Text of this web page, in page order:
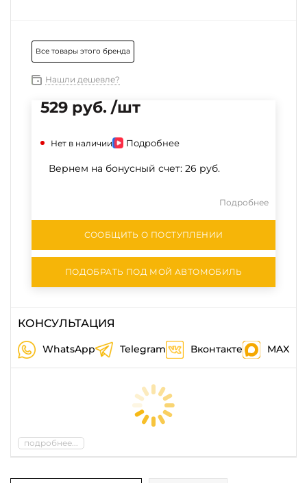
Все товары этого бренда
Нашли дешевле?
529 руб. /шт
Нет в наличии Подробнее
Вернем на бонусный счет: 26 руб.
Подробнее
СООБЩИТЬ О ПОСТУПЛЕНИИ
ПОДОБРАТЬ ПОД МОЙ АВТОМОБИЛЬ
КОНСУЛЬТАЦИЯ
WhatsApp Telegram Вконтакте MAX
подробнее...